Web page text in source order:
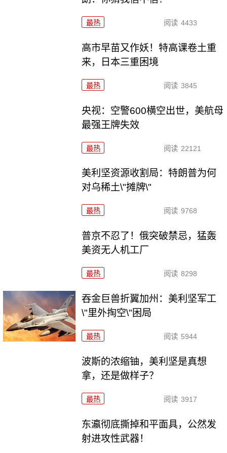
最热 阅读 4433
高市早苗又作妖！特高课卷土重
来，日本三重困境
最热 阅读 3845
央视：空警600横空出世，美航母
最强王牌失效
最热 阅读 22121
美利坚资源收割局：特朗普为何
对乌稀土\"摊牌\"
最热 阅读 9768
普京不忍了！俄突破禁忌，猛轰
美资无人机工厂
最热 阅读 8298
吞金巨兽折翼加州：美利坚军工
\"里外掏空\"困局
最热 阅读 5944
波斯的浓缩铀，美利坚是真想
拿，还是做样子？
最热 阅读 3917
东瀛彻底撕掉和平面具，公然发
射进攻性武器！